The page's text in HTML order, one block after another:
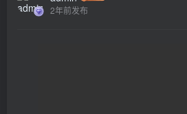
2年前发布